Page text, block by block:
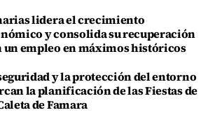
lidera el crecimiento
y consolida su recuperación
un empleo en máximos históricos
y la protección del entorno
la planificación de las Fiestas de
de Famara